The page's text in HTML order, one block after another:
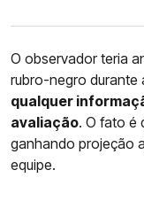
O observador teria
rubro-negro durante
qualquer
avaliação. O fato é
ganhando projeção
equipe.